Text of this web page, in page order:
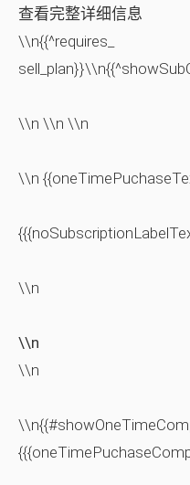
查看完整详细信息
\\n{{^requires_
\\n \\n \\n
\\n
\\n
\\n
\\n